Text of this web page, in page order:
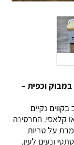
וכפית –
נקיים
קלאסי. החרסינה
על טריות
ונעים לעין.